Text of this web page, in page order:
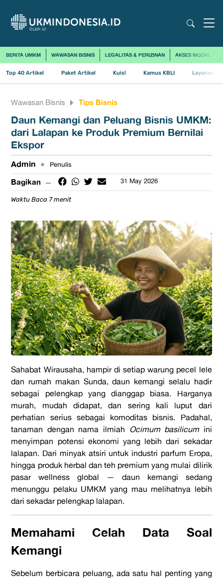
BERITA UMKM WAWASAN BISNIS LEGALITAS & PERIZINAN AKSES MODAL
Top 40 Artikel Paket Artikel Kuis! Kamus KBLI Layanan
Wawasan Bisnis Tips Bisnis
Daun Kemangi dan Peluang Bisnis UMKM:
dari Lalapan ke Produk Premium Bernilai
Ekspor
Admin • Penulis
Bagikan 31 May 2026
Waktu Baca 7 menit
Sahabat Wirausaha, hampir di setiap warung pecel lele
dan rumah makan Sunda, daun kemangi selalu hadir
sebagai pelengkap yang dianggap biasa. Harganya
murah, mudah didapat, dan sering kali luput dari
perhatian serius sebagai komoditas bisnis. Padahal,
tanaman dengan nama ilmiah Ocimum basilicumini
menyimpan potensi ekonomi yang lebih dari sekadar
lalapan. Dari minyak atsiri untuk industri parfum Eropa,
hingga produk herbal dan teh premium yang mulai dilirik
pasar wellness global — daun kemangi sedang
menunggu pelaku UMKM yang mau melihatnya lebih
dari sekadar pelengkap lalapan.
Memahami Celah Data Soal
Kemangi
Sebelum berbicara peluang, ada satu hal penting yang